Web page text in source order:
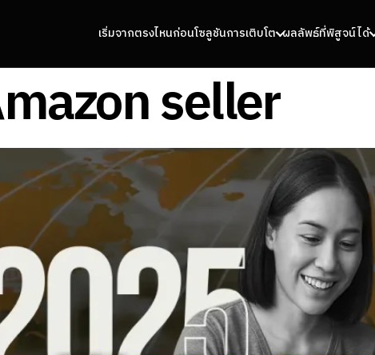
เริ่มจากตรงไหนก่อนโซลูชันการเติบโต ผลลัพธ์ที่พิสูจน์ได้
seller